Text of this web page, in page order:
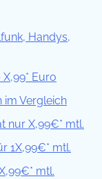
Handys,
Euro
im Vergleich
nur X,99€* mtl.
1X,99€* mtl.
mtl.